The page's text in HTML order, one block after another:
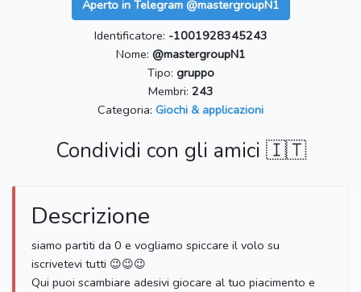
Aperto in Telegram @mastergroupN1
Identificatore: -1001928345243
Nome: @mastergroupN1
Tipo: gruppo
Membri: 243
Categoria: Giochi & applicazioni
Condividi con gli amici 🇮🇹
Descrizione
siamo partiti da 0 e vogliamo spiccare il volo su
iscrivetevi tutti 😉😉😉
Qui puoi scambiare adesivi giocare al tuo piacimento e